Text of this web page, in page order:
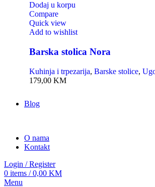
Dodaj u korpu
Compare
Quick view
Add to wishlist
Barska stolica Nora
Kuhinja i trpezarija, Barske stolice,
179,00 KM
Blog
O nama
Kontakt
Login / Register
0 items / 0,00 KM
Menu